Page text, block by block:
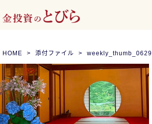
HOME 添付ファイル weekly_thumb_0629